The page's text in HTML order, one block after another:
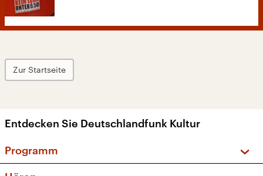
Zur Startseite
Entdecken Sie Deutschlandfunk Kultur
Programm